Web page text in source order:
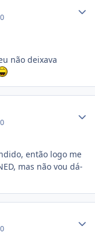
não deixava
então logo me
mas não vou dá-